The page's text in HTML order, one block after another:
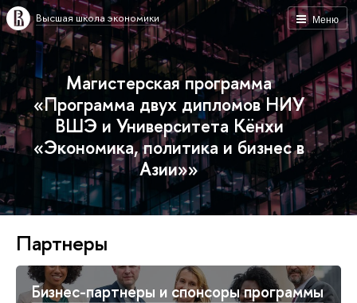
Меню
Высшая школа экономики
Магистерская программа
«Программа двух дипломов НИУ
ВШЭ и Университета Кёнхи
«Экономика, политика и бизнес в
Азии»»
Партнеры
Бизнес-партнеры и спонсоры программы